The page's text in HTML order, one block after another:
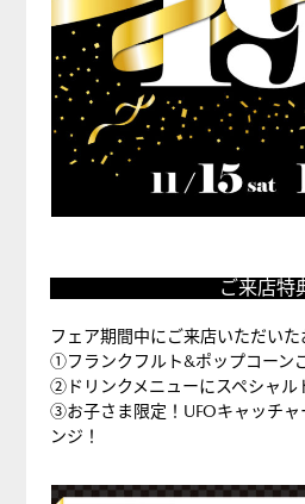
来
店
特
典
ご来店特
フェア期間中にご来店いただいた
①フランクフルト&ポップコーン
②ドリンクメニューにスペシャル
③お子さま限定！UFOキャッチャ
ンジ！